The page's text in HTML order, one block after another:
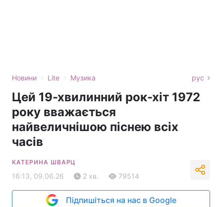
Новини › Lite › Музика рус
Цей 19-хвилинний рок-хіт 1972
року вважається
найвеличнішою піснею всіх
часів
КАТЕРИНА ШВАРЦ
16:13, 09.06.26 2 хв. 79514
Підпишіться на нас в Google